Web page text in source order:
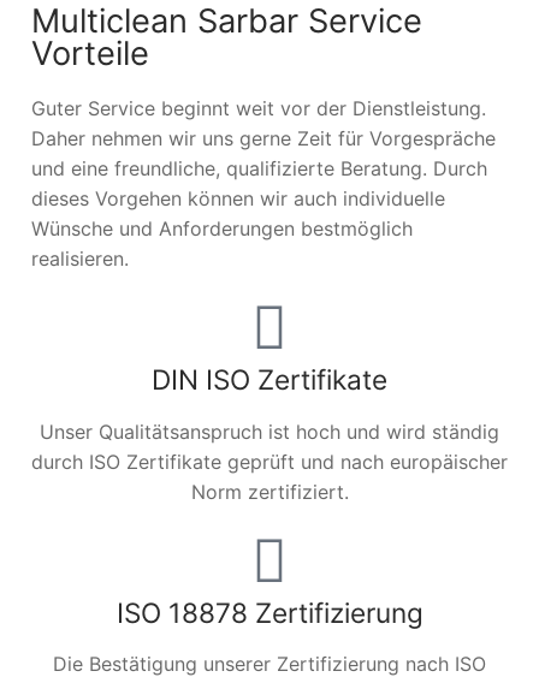
Multiclean Sarbar Service
Vorteile
Guter Service beginnt weit vor der Dienstleistung.
Daher nehmen wir uns gerne Zeit für Vorgespräche
und eine freundliche, qualifizierte Beratung. Durch
dieses Vorgehen können wir auch individuelle
Wünsche und Anforderungen bestmöglich
realisieren.
DIN ISO Zertifikate
Unser Qualitätsanspruch ist hoch und wird ständig
durch ISO Zertifikate geprüft und nach europäischer
Norm zertifiziert.
ISO 18878 Zertifizierung
Die Bestätigung unserer Zertifizierung nach ISO